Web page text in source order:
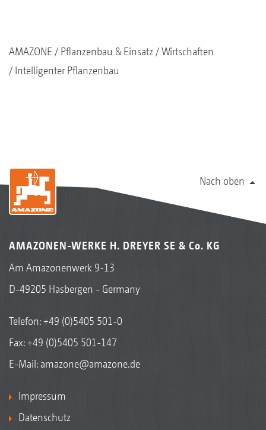
AMAZONE Pflanzenbau & Einsatz
Wirtschaften
Intelligenter Pflanzenbau
Nach oben
AMAZONEN-WERKE H. DREYER SE & Co. KG
Am Amazonenwerk 9-13
D-49205 Hasbergen - Germany
Telefon:+49 (0)5405 501-0
Fax: +49 (0)5405 501-147
E-Mail: amazone@amazone.de
Impressum
Datenschutz